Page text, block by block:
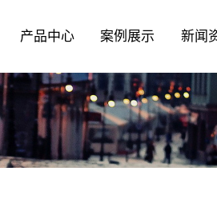
产品中心 案例展示 新闻